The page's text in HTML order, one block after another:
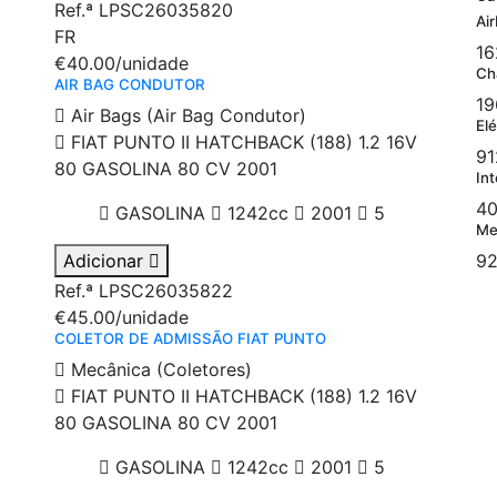
Ref.ª LPSC26035820
FR
€40.00/unidade
AIR BAG CONDUTOR
Air Bags (Air Bag Condutor)
FIAT PUNTO II HATCHBACK (188) 1.2 16V
80 GASOLINA 80 CV 2001
GASOLINA
1242cc 2001 5
Adicionar
Ref.ª LPSC26035822
€45.00/unidade
COLETOR DE ADMISSÃO FIAT PUNTO
Mecânica (Coletores)
FIAT PUNTO II HATCHBACK (188) 1.2 16V
80 GASOLINA 80 CV 2001
GASOLINA
1242cc 2001 5